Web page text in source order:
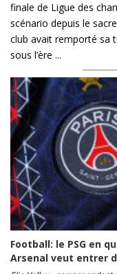
finale de Ligue des
scénario depuis le
club avait remporté sa
sous l’ère ...
Football: le PSG en
Arsenal veut entrer